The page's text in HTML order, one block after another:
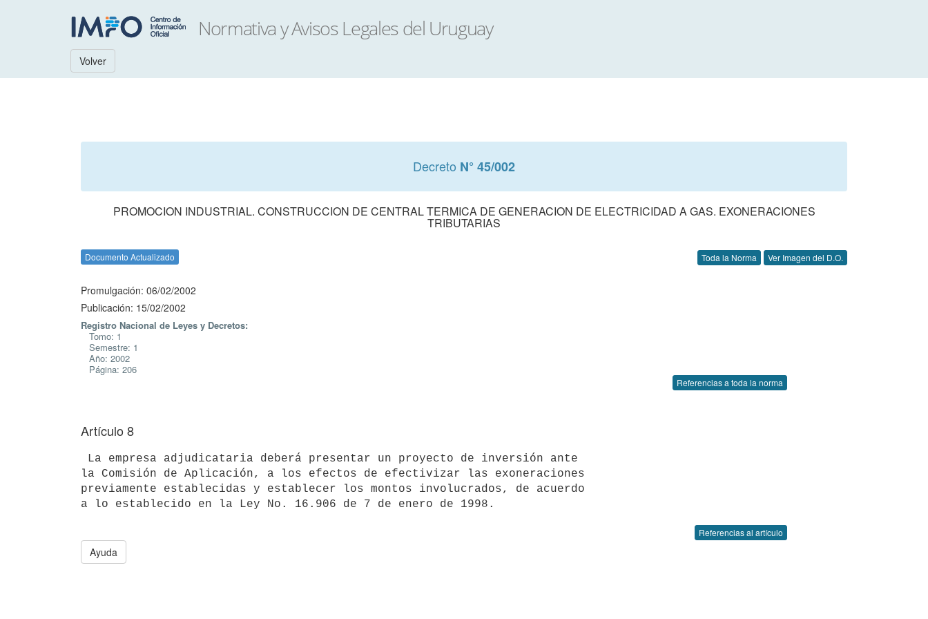
Volver
Decreto N° 45/002
PROMOCION INDUSTRIAL. CONSTRUCCION DE CENTRAL TERMICA DE GENERACION DE ELECTRICIDAD A GAS. EXONERACIONES
TRIBUTARIAS
Documento Actualizado Toda la Norma Ver Imagen del D.O.
Promulgación: 06/02/2002
Publicación: 15/02/2002
Registro Nacional de Leyes y Decretos:
Tomo: 1
Semestre: 1
Año: 2002
Página: 206
Referencias a toda la norma
Artículo 8
la Comisión de Aplicación, a los efectos de efectivizar las exoneraciones
previamente establecidas y establecer los montos involucrados, de acuerdo
Referencias al artículo
Ayuda